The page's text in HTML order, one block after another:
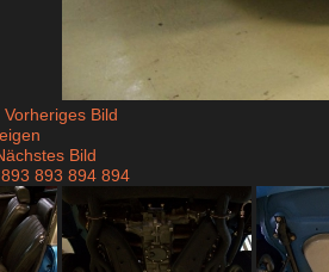
Vorheriges Bild
893 893 894 894